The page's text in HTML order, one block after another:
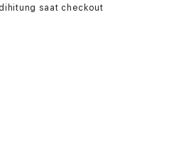
dihitung saat checkout